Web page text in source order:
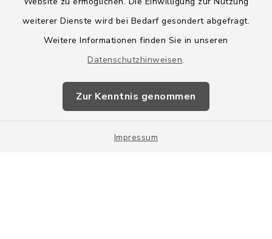
weiterer Dienste wird bei Bedarf gesondert abgefragt.
Weitere Informationen finden Sie in unseren
Datenschutzhinweisen.
Zur Kenntnis genommen
Impressum
Barrierefreiheit
Impressum
Sitemap